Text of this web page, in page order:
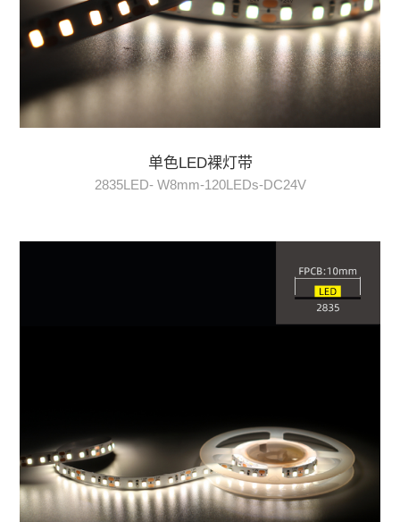
单色LED裸灯带
2835LED- W8mm-120LEDs-DC24V